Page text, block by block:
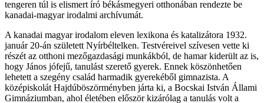
tengeren túl is elismert író békásmegyeri otthonában rendezte be
kanadai-magyar irodalmi archívumát.
A kanadai magyar irodalom eleven lexikona és katalizátora 1932.
január 20-án született Nyírbéltelken. Testvéreivel szívesen vette ki
részét az otthoni mezőgazdasági munkákból, de hamar kiderült az is,
hogy János jófejű, tanulást szerető gyerek. Ennek köszönhetően
lehetett a szegény család harmadik gyerekéből gim­nazista. A
középiskolát Hajdúböszörményben járta ki, a Bocskai István Állami
Gimnáziumban, ahol életében először kizárólag a tanulás volt a